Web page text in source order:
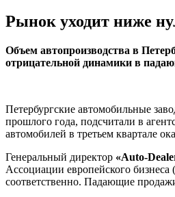
Рынок уходит ниже
Объем автопроизводства в
отрицательной динамики в
Петербургские автомобильные
прошлого года, подсчитали в
автомобилей в третьем квартале
Генеральный директор «Auto-
Ассоциации европейского бизнеса (
соответственно. Падающие